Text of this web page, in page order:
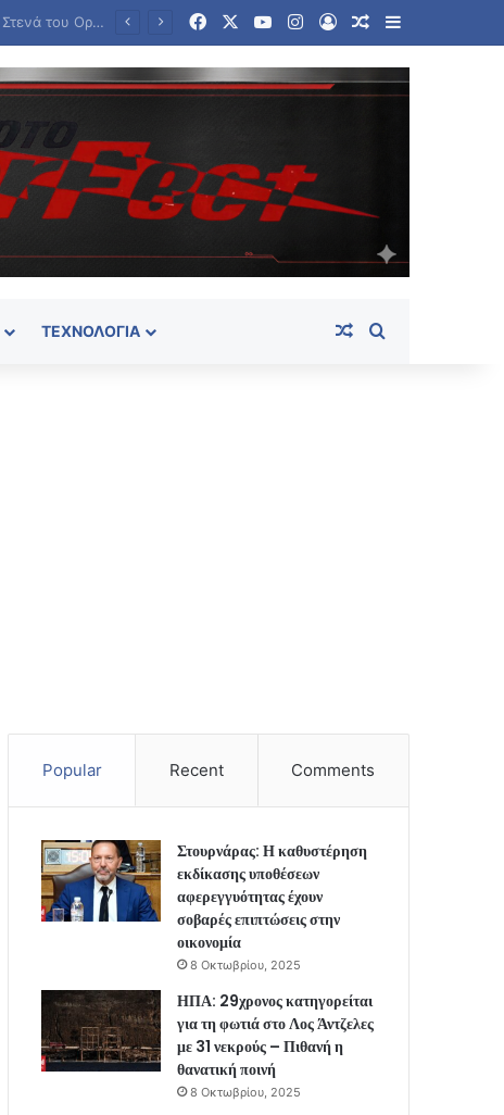
ΠΑΣΟΚ προς Σκέρτσο: «Τα επιχειρήματα διαρκούν μέχρι τα επόμενα που αναιρούν τα προηγούμενα» FacebookYouTubeInstagram
Log InRandom Article
Sidebar
ΤΕΧΝΟΛΟΓΊΑ Random Article
Popular Recent Comments
Στουρνάρας: Η καθυστέρηση
εκδίκασης υποθέσεων
αφερεγγυότητας έχουν
σοβαρές επιπτώσεις στην
οικονομία
8 Οκτωβρίου, 2025
ΗΠΑ: 29χρονος κατηγορείται
για τη φωτιά στο Λος Άντζελες
με 31 νεκρούς – Πιθανή η
θανατική ποινή
8 Οκτωβρίου, 2025